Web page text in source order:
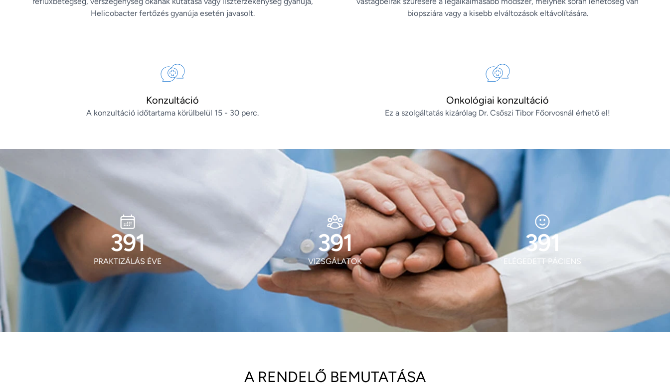
Helicobacter fertőzés gyanúja esetén javasolt.
biopsziára vagy a kisebb elváltozások eltávolítására.
Konzultáció
A konzultáció időtartama körülbelül 15 - 30 perc.
Onkológiai konzultáció
Ez a szolgáltatás kizárólag Dr. Csőszi Tibor Főorvosnál érhető el!
513
PRAKTIZÁLÁS ÉVE
513
VIZSGÁLATOK
513
ELÉGEDETT PÁCIENS
A RENDELŐ BEMUTATÁSA